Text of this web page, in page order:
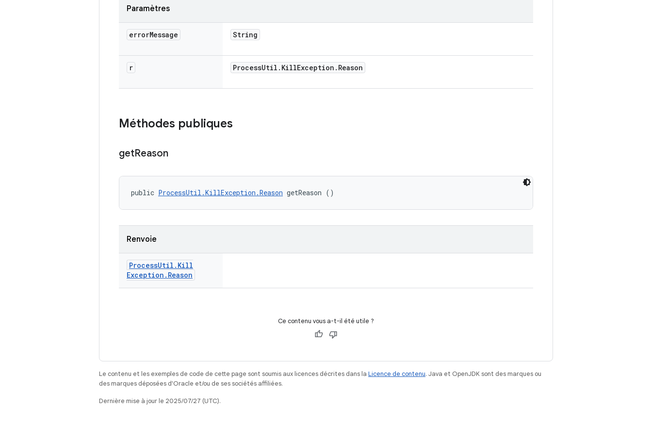
Paramètres
errorMessage String
r ProcessUtil . KillException . Reason
Méthodes publiques
getReason
public ProcessUtil.KillException.Reason getReason ()
Renvoie
ProcessUtil . Kill
Exception . Reason
Ce contenu vous a-t-il été utile ?
Le contenu et les exemples de code de cette page sont soumis aux licences décrites dans la Licence de contenu. Java et OpenJDK sont des marques ou
des marques déposées d'Oracle et/ou de ses sociétés affiliées.
Dernière mise à jour le 2025/07/27 (UTC).